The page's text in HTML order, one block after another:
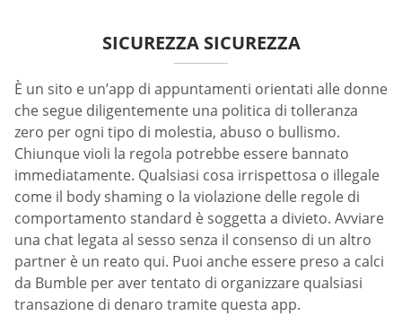
SICUREZZA SICUREZZA
È un sito e un’app di appuntamenti orientati alle donne
che segue diligentemente una politica di tolleranza
zero per ogni tipo di molestia, abuso o bullismo.
Chiunque violi la regola potrebbe essere bannato
immediatamente. Qualsiasi cosa irrispettosa o illegale
come il body shaming o la violazione delle regole di
comportamento standard è soggetta a divieto. Avviare
una chat legata al sesso senza il consenso di un altro
partner è un reato qui. Puoi anche essere preso a calci
da Bumble per aver tentato di organizzare qualsiasi
transazione di denaro tramite questa app.